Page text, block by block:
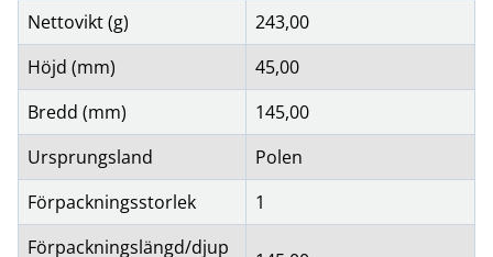
Nettovikt (g)
243,00
Höjd (mm)
45,00
Bredd (mm)
145,00
Ursprungsland
Polen
Förpackningsstorlek
1
Förpackningslängd/djup